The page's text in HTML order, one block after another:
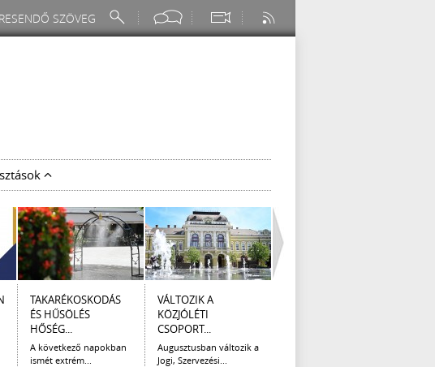
TAKARÉKOSKODÁS
ÉS HŰSÖLÉS
HŐSÉG...
A következő napokban
ismét extrém...
VÁLTOZIK A
KÖZJÓLÉTI
CSOPORT...
Augusztusban változik a
Jogi, Szervezési...